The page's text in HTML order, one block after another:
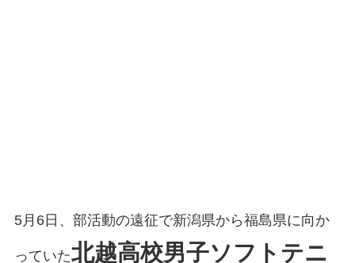
5月6日、部活動の遠征で新潟県から福島県に向か
っていた北越高校男子ソフトテニ